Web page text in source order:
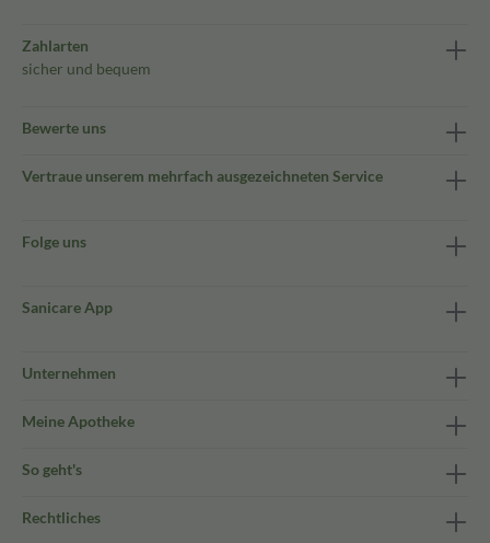
Zahlarten
sicher und bequem
Bewerte uns
Vertraue unserem mehrfach ausgezeichneten Service
Folge uns
Sanicare App
Unternehmen
Meine Apotheke
So geht's
Rechtliches